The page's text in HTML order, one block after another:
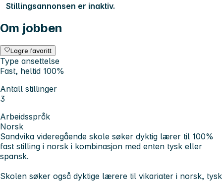
Stillingsannonsen er inaktiv.
Om jobben
Lagre favoritt
Type ansettelse
Fast, heltid 100%
Antall stillinger
3
Arbeidsspråk
Norsk
Sandvika videregående skole søker dyktig lærer til 100%
fast stilling i norsk i kombinasjon med enten tysk eller
spansk.
Skolen søker også dyktige lærere til vikariater i norsk, tysk